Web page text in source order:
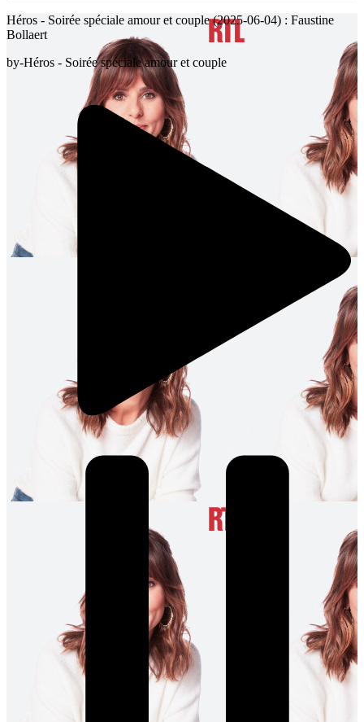
Héros - Soirée spéciale amour et couple (2025-06-04) : Faustine
Bollaert
by-Héros - Soirée spéciale amour et couple